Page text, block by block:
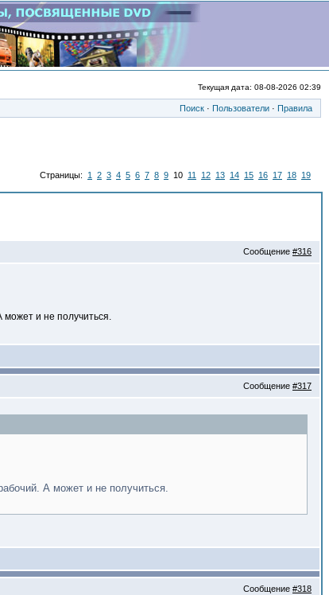
Текущая дата: 08-08-2026 02:39
Поиск · Пользователи · Правила
Страницы: 1 2 3 4 5 6 7 8 9 10 11 12 13 14 15 16 17 18 19
Сообщение #316
и не получиться.
Сообщение #317
А может и не получиться.
Сообщение #318